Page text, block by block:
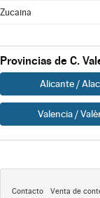
Zucaina
Provincias de C.
Alicante /
Valencia /
Contacto Venta de